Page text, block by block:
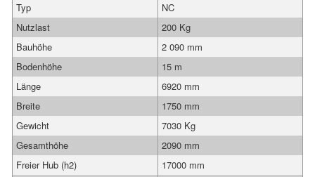
Typ
NC
Nutzlast
200 Kg
Bauhöhe
2 090 mm
Bodenhöhe
15 m
Länge
6920 mm
Breite
1750 mm
Gewicht
7030 Kg
Gesamthöhe
2090 mm
Freier Hub (h2)
17000 mm